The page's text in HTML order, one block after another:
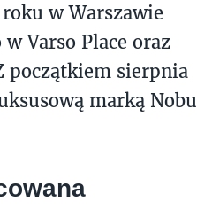
w Warszawie
Varso Place oraz
początkiem sierpnia
marką Nobu